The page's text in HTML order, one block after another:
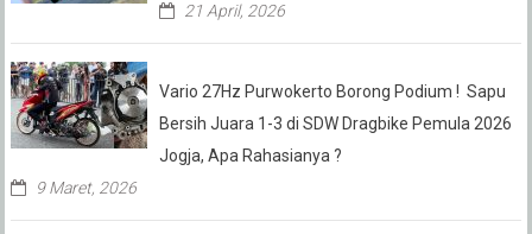
21 April, 2026
Vario 27Hz Purwokerto Borong Podium ! Sapu
Bersih Juara 1-3 di SDW Dragbike Pemula 2026
Jogja, Apa Rahasianya ?
9 Maret, 2026